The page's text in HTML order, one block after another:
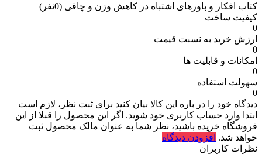
کتاب افکار و باورهای اشتباه در کاهش وزن و چاقی (0نفر)
کیفیت ساخت
0
ارزش خرید به نسبت قیمت
0
امکانات و قابلیت ها
0
سهولت استفاده
0
دیدگاه خود را در باره این کالا بیان کنید برای ثبت نظر، لازم است
ابتدا وارد حساب کاربری خود شوید. اگر این محصول را قبلا از این
فروشگاه خریده باشید، نظر شما به عنوان مالک محصول ثبت
خواهد شد. افزودن دیدگاه
نظرات کاربران